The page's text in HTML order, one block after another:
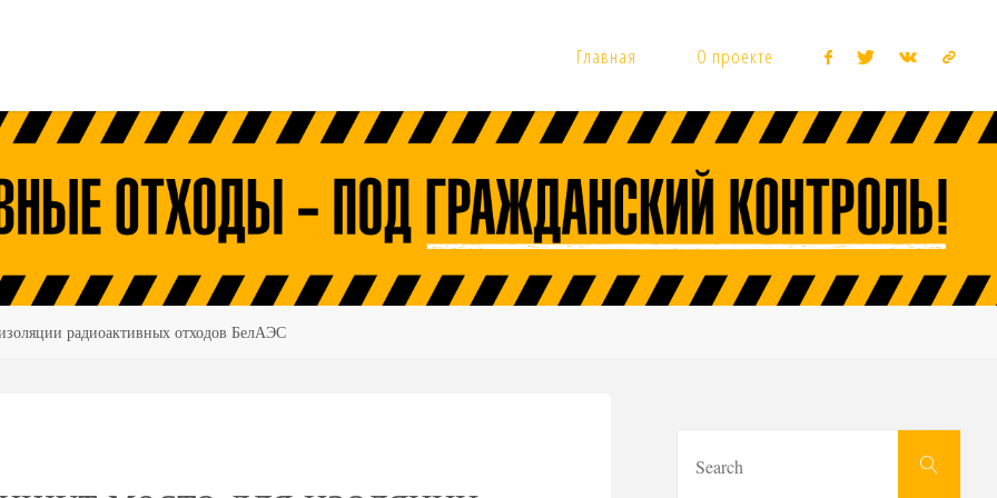
Главная О проекте
радиоактивных отходов БелАЭС
Search